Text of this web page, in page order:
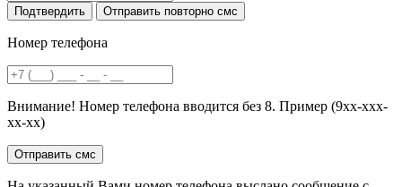
Номер телефона
Внимание! Номер телефона вводится без 8. Пример (9хх-ххх-
хх-хх)